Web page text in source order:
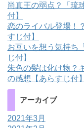
尚真王の弱点？「琉
付】
恋のライバル登場！
すじ付】
お互いを想う気持ち
じ付】
朱色の髪は化け物？
の感想【あらすじ付】
アーカイブ
2021年3月